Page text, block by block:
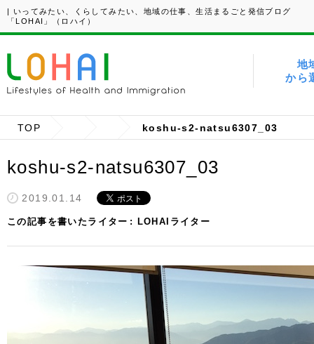
| いってみたい、くらしてみたい、地域の仕事、生活まるごと発信ブログ
「LOHAI」（ロハイ）
地
から
TOP koshu-s2-natsu6307_03
koshu-s2-natsu6307_03
2019.01.14
この記事を書いたライター LOHAIライター